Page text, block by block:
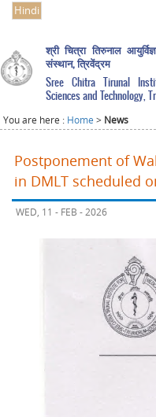
Hindi
श्री चित्रा तिरुनाल
संस्थान, त्रिवेंद्रम
Sree Chitra Tirunal
Sciences and Technology,
You are here : Home > News
Postponement of
in DMLT scheduled
WED, 11 - FEB - 2026